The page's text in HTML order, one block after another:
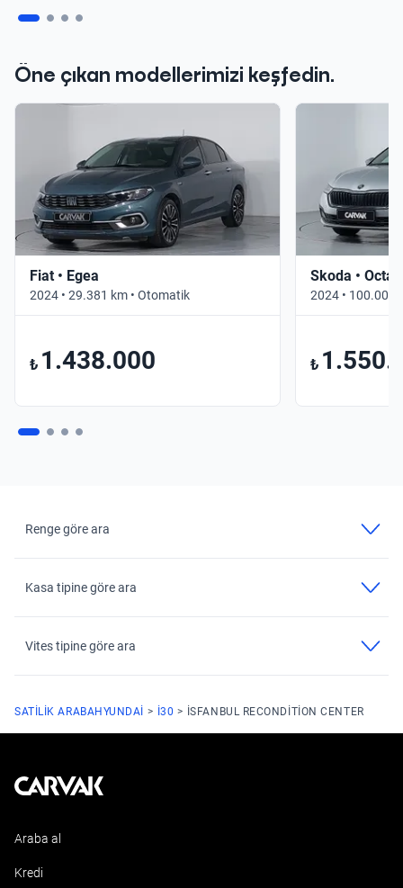
Öne çıkan modellerimizi keşfedin.
Fiat • Egea
2024 • 29.381 km • Otomatik
₺ 1.438.000
Skoda •
2024 • 100.000
₺
Renge göre ara
Kasa tipine göre ara
Vites tipine göre ara
SATILIK ARABAHYUNDAI I30 ISFANBUL RECONDITION CENTER
Kavak
Araba al
Kredi